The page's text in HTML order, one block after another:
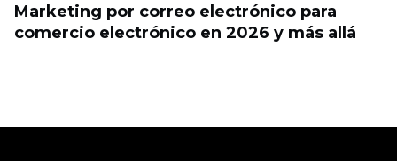
Marketing por correo electrónico para
comercio electrónico en 2026 y más allá